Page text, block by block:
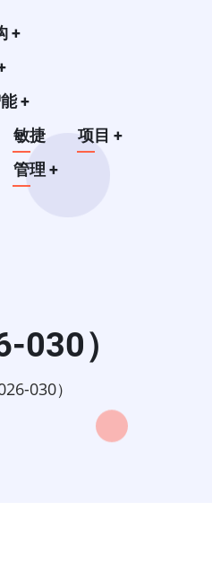
+
能+
敏捷 项目+
管理+
030）
030）